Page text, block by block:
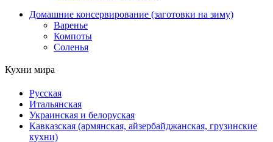
Домашние консервирование (заготовки на зиму)
Варенье
Компоты
Соленья
Кухни мира
Русская
Итальянская
Украинская и белоруская
Кавказская (армянская, айзербайджанская, грузинские
кухни)